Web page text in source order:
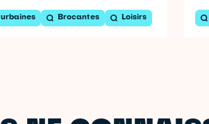
Brocantes Loisirs